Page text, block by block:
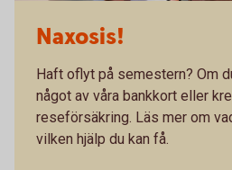
Naxosis!
Haft oflyt på semestern? Om
något av våra bankkort eller
reseförsäkring. Läs mer om
vilken hjälp du kan få.